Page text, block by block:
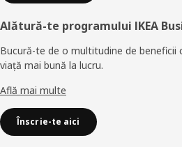
Alătură-te programului IKEA
Bucură-te de o multitudine de beneficii
viață mai bună la lucru.
Află mai multe
Înscrie-te aici